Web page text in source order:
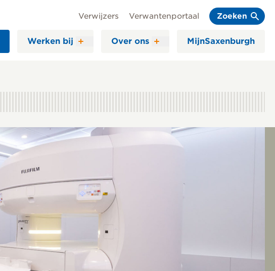
Werken bij Over ons MijnSaxenburgh
Verwijzers Verwantenportaal Zoeken